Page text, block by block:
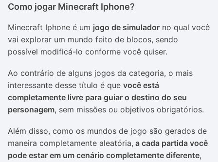
Como jogar Minecraft Iphone?
Minecraft Iphone é um jogo de simulador no qual você
vai explorar um mundo feito de blocos, sendo
possível modificá-lo conforme você quiser.
Ao contrário de alguns jogos da categoria, o mais
interessante desse título é que você está
completamente livre para guiar o destino do seu
personagem, sem missões ou objetivos obrigatórios.
Além disso, como os mundos de jogo são gerados de
maneira completamente aleatória, a cada partida você
pode estar em um cenário completamente diferente,